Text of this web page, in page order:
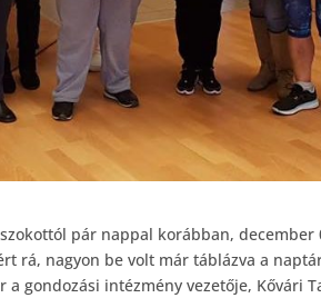
pár nappal korábban, december
rá, nagyon be volt már táblázva a
gondozási intézmény vezetője, Kővári